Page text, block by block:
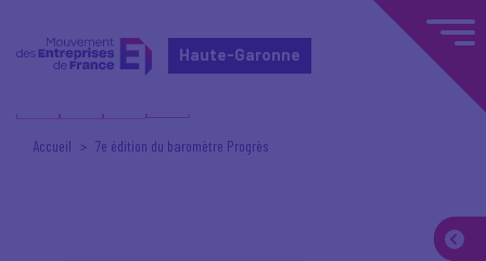
Haute-Garonne
Accueil 7e édition du baromètre Progrès